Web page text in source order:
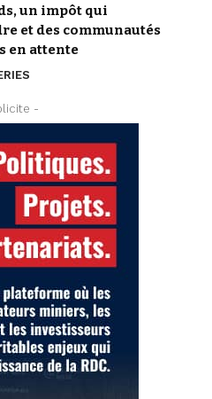
un impôt qui
et des communautés
en attente
-